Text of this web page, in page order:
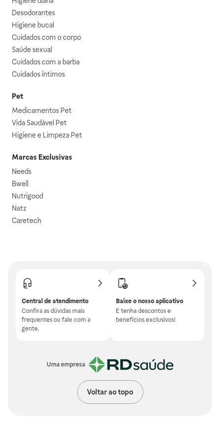
Desodorantes
Higiene bucal
Cuidados com o corpo
Saúde sexual
Cuidados com a barba
Cuidados íntimos
Pet
Medicamentos Pet
Vida Saudável Pet
Higiene e Limpeza Pet
Marcas Exclusivas
Needs
Bwell
Nutrigood
Natz
Caretech
Central de atendimento
Confira as dúvidas mais
frequentes ou fale com a
gente.
Baixe o nosso aplicativo
E tenha descontos e
benefícios exclusivos!
Uma empresa
Voltar ao topo